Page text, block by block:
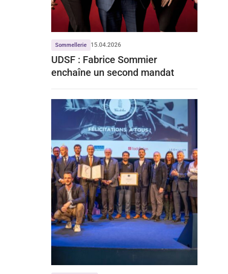
Sommellerie 15.04.2026
UDSF : Fabrice Sommier
enchaîne un second mandat